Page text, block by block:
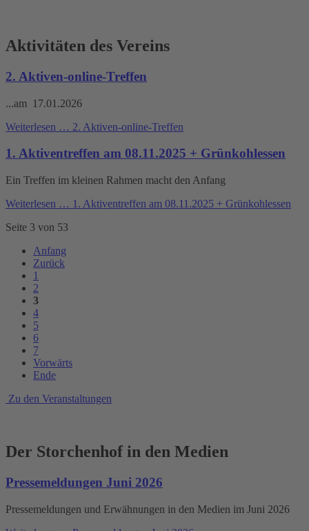
Aktivitäten des Vereins
2. Aktiven-online-Treffen
...am 17.01.2026
Weiterlesen … 2. Aktiven-online-Treffen
1. Aktiventreffen am 08.11.2025 + Grünkohlessen
Ein Treffen im kleinen Rahmen macht den Anfang
Weiterlesen … 1. Aktiventreffen am 08.11.2025 + Grünkohlessen
Seite 3 von 53
Anfang
Zurück
1
2
3
4
5
6
7
Vorwärts
Ende
Zu den Veranstaltungen
Der Storchenhof in den Medien
Pressemeldungen Juni 2026
Pressemeldungen und Erwähnungen in den Medien im Juni 2026